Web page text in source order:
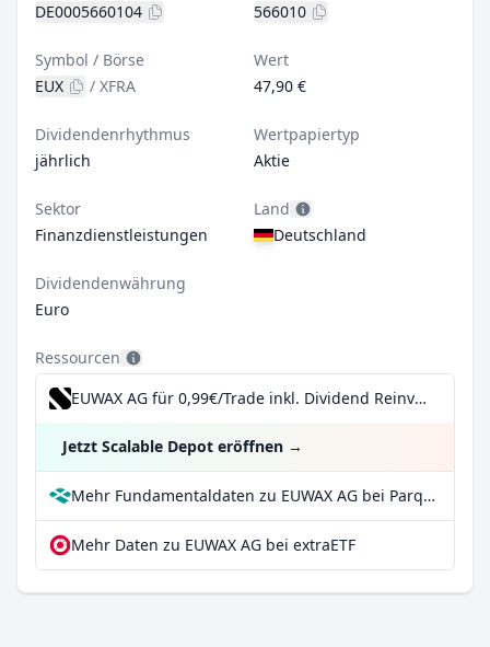
DE0005660104
566010
Symbol / Börse
EUX
/ XFRA
Wert
47,90 €
Dividendenrhythmus
jährlich
Wertpapiertyp
Aktie
Sektor
Finanzdienstleistungen
Land
Deutschland
Dividendenwährung
Euro
Ressourcen
EUWAX AG für 0,99€/Trade inkl. Dividend Reinvestment Plan
Jetzt Scalable Depot eröffnen →
Mehr Fundamentaldaten zu EUWAX AG bei Parqet
Mehr Daten zu EUWAX AG bei extraETF